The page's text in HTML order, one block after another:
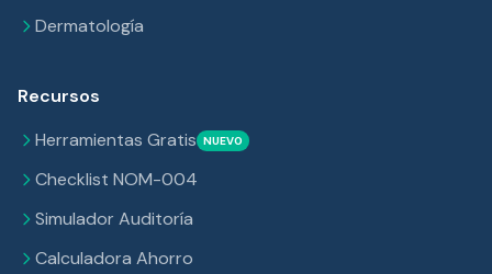
Dermatología
Recursos
Herramientas Gratis NUEVO
Checklist NOM-004
Simulador Auditoría
Calculadora Ahorro